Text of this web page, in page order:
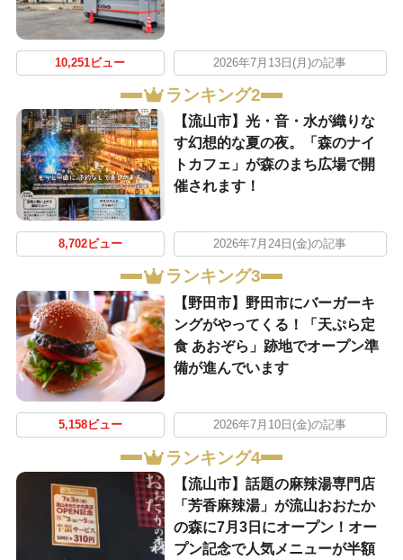
10,251ビュー 2026年7月13日(月)の記事
ランキング2
【流山市】光・音・水が織りな
す幻想的な夏の夜。「森のナイ
トカフェ」が森のまち広場で開
催されます！
8,702ビュー 2026年7月24日(金)の記事
ランキング3
【野田市】野田市にバーガーキ
ングがやってくる！「天ぷら定
食 あおぞら」跡地でオープン準
備が進んでいます
5,158ビュー 2026年7月10日(金)の記事
ランキング4
【流山市】話題の麻辣湯専門店
「芳香麻辣湯」が流山おおたか
の森に7月3日にオープン！オー
プン記念で人気メニューが半額